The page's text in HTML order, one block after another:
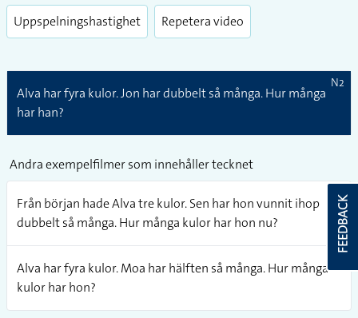
Uppspelningshastighet Repetera video
Alva har fyra kulor. Jon har dubbelt så många. Hur många
har han?
N2
Andra exempelfilmer som innehåller tecknet
Från början hade Alva tre kulor. Sen har hon vunnit ihop
dubbelt så många. Hur många kulor har hon nu?
Alva har fyra kulor. Moa har hälften så många. Hur många
kulor har hon?
FEEDBACK